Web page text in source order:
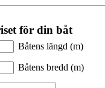
för din båt
Båtens längd (m)
Båtens bredd (m)